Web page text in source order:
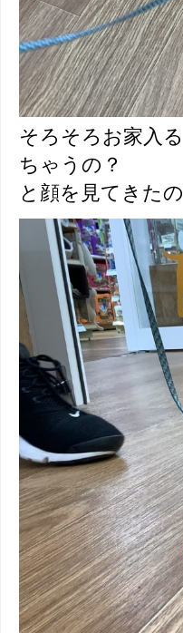
そろそろお家入
ちゃうの？
と顔を見てきた